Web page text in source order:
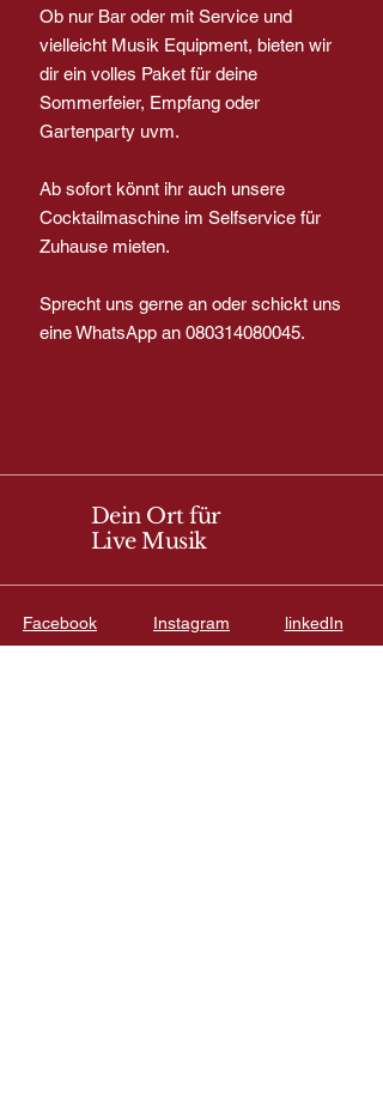
Ob nur Bar oder mit Service und
vielleicht Musik Equipment, bieten wir
dir ein volles Paket für deine
Sommerfeier, Empfang oder
Gartenparty uvm.
Ab sofort könnt ihr auch unsere
Cocktailmaschine im Selfservice für
Zuhause mieten.
Sprecht uns gerne an oder schickt uns
eine WhatsApp an 080314080045.
Dein Ort für
Live Musik
Facebook Instagram linkedIn